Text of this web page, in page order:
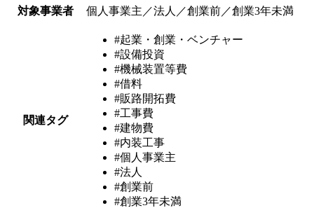
対象事業者
個人事業主／法人／創業前／創業3年未満
関連タグ
#起業・創業・ベンチャー
#設備投資
#機械装置等費
#借料
#販路開拓費
#工事費
#建物費
#内装工事
#個人事業主
#法人
#創業前
#創業3年未満